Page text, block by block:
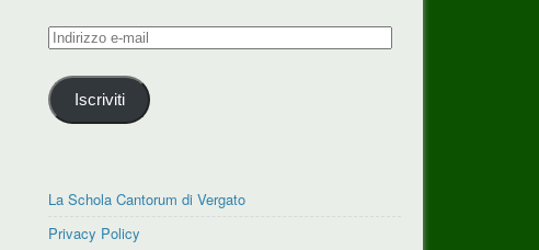
Indirizzo
mail
Iscriviti
La Schola Cantorum di Vergato
Privacy Policy